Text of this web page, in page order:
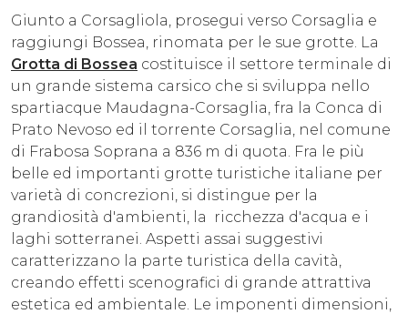
Giunto a Corsagliola, prosegui verso Corsaglia e
raggiungi Bossea, rinomata per le sue grotte. La
Grotta di Bossea costituisce il settore terminale di
un grande sistema carsico che si sviluppa nello
spartiacque Maudagna-Corsaglia, fra la Conca di
Prato Nevoso ed il torrente Corsaglia, nel comune
di Frabosa Soprana a 836 m di quota. Fra le più
belle ed importanti grotte turistiche italiane per
varietà di concrezioni, si distingue per la
grandiosità d'ambienti, la ricchezza d'acqua e i
laghi sotterranei. Aspetti assai suggestivi
caratterizzano la parte turistica della cavità,
creando effetti scenografici di grande attrattiva
estetica ed ambientale. Le imponenti dimensioni,